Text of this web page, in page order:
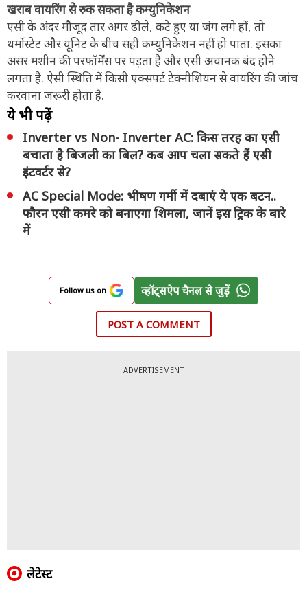
खराब वायरिंग से रुक सकता है कम्युनिकेशन
एसी के अंदर मौजूद तार अगर ढीले, कटे हुए या जंग लगे हों, तो
थर्मोस्टेट और यूनिट के बीच सही कम्युनिकेशन नहीं हो पाता. इसका
असर मशीन की परफॉर्मेंस पर पड़ता है और एसी अचानक बंद होने
लगता है. ऐसी स्थिति में किसी एक्सपर्ट टेक्नीशियन से वायरिंग की जांच
करवाना जरूरी होता है.
ये भी पढ़ें
Inverter vs Non- Inverter AC: किस तरह का एसी
बचाता है बिजली का बिल? कब आप चला सकते हैं एसी
इंटवर्टर से?
AC Special Mode: भीषण गर्मी में दबाएं ये एक बटन..
फौरन एसी कमरे को बनाएगा शिमला, जानें इस ट्रिक के बारे
में
Follow us on व्हॉट्सऐप चैनल से जुड़ें
POST A COMMENT
ADVERTISEMENT
लेटेस्ट